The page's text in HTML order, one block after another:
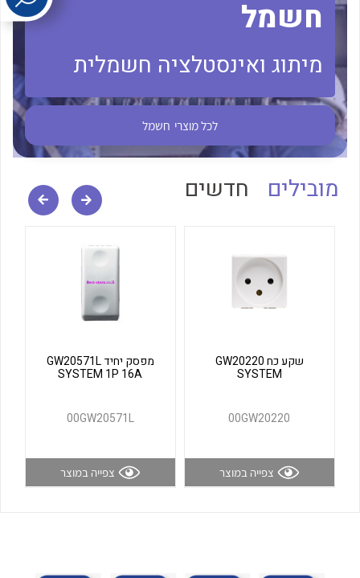
לכל מוצרי היצרן לכל מוצרי היצרן
לכל מוצרי היצרן לכל מוצרי היצרן
חשמל
מיתוג ואינסטלציה חשמלית
לכל מוצרי חשמל
מובילים חדשים
שקע כח GW20220
SYSTEM
00GW20220
צפייה במוצר
מפסק יחיד GW20571L
SYSTEM 1P 16A
00GW20571L
צפייה במוצר